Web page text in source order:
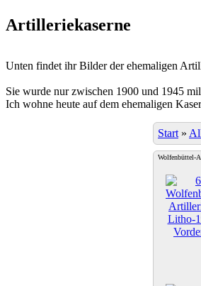
Artilleriekaserne
Unten findet ihr Bilder der ehemaligen
Sie wurde nur zwischen 1900 und 1945
Ich wohne heute auf dem ehemaligen
Start»
Wolfenbüttel-